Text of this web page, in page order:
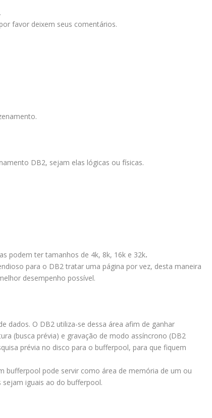
favor deixem seus comentários.
DB2, sejam elas lógicas ou físicas.
podem ter tamanhos de 4k, 8k, 16k e 32k.
para o DB2 tratar uma página por vez, desta maneira
desempenho possível.
dados. O DB2 utiliza-se dessa área afim de ganhar
(busca prévia) e gravação de modo assíncrono (DB2
prévia no disco para o bufferpool, para que fiquem
bufferpool pode servir como área de memória de um ou
sejam iguais ao do bufferpool.